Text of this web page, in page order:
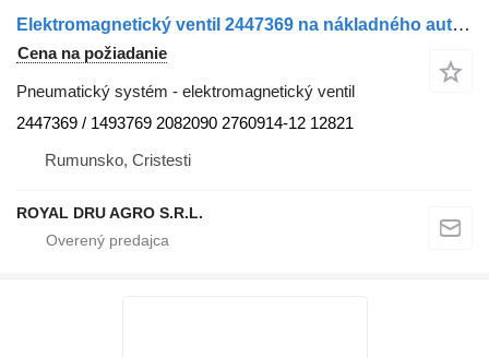
Elektromagnetický ventil 2447369 na nákladného auta Scania
Cena na požiadanie
Pneumatický systém - elektromagnetický ventil
2447369 / 1493769 2082090 2760914-12 12821
Rumunsko, Cristesti
ROYAL DRU AGRO S.R.L.